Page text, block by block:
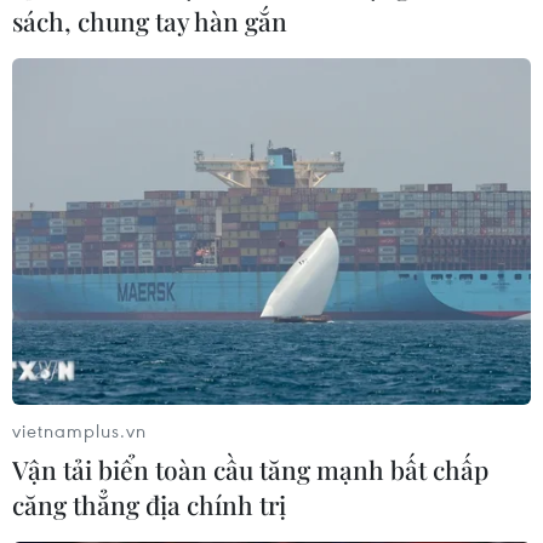
nhân viên văn phòng vừa muốn cải thiện thu
nhập vừa muốn thử thách bản thân trong một
công việc hoạt bát và năng động hơn./.
(Vietnam+)
sách, chung tay hàn gắn
vietnamplus.vn
Vận tải biển toàn cầu tăng mạnh bất chấp
căng thẳng địa chính trị